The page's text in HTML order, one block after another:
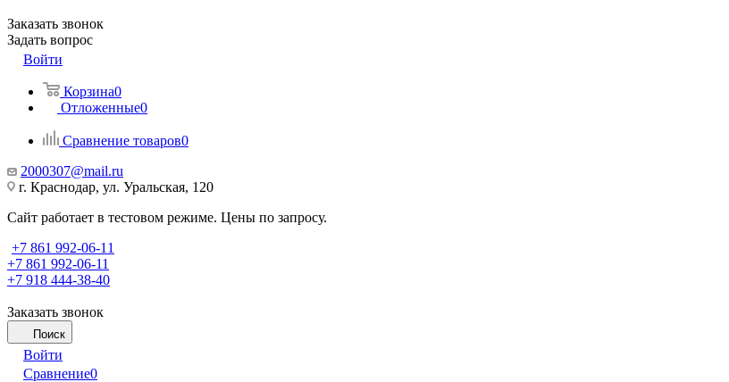
Заказать звонок
Задать вопрос
Войти
Корзина0
Отложенные0
Сравнение товаров0
2000307@mail.ru
г. Краснодар, ул. Уральская, 120
Сайт работает в тестовом режиме. Цены по запросу.
+7 861 992-06-11
+7 861 992-06-11
+7 918 444-38-40
Заказать звонок
Поиск
Войти
Сравнение0